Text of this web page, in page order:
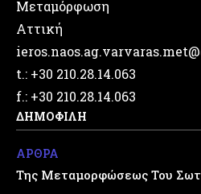
Μεταμόρφωση
Αττική
t.: +30 210.28.14.063
f.: +30 210.28.14.063
ΔΗΜΟΦΙΛΗ
ΑΡΘΡΑ
Της Μεταμορφώσεως Του